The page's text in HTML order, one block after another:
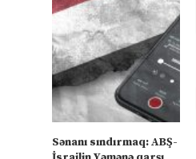
Sənanı sındırmaq: ABŞ-